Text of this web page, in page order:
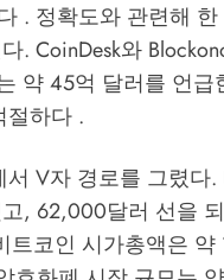
. 정확도와 관련해
. CoinDesk와
약 45억 달러를 언
절하다 .
V자 경로를 그렸다
, 62,000달러 선을
트코인 시가총액은